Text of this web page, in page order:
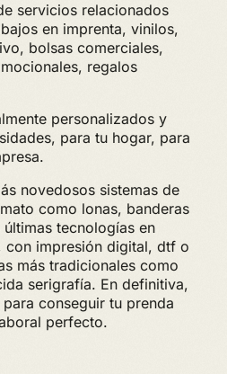
servicios relacionados
en imprenta, vinilos,
bolsas comerciales,
regalos
personalizados y
para tu hogar, para
novedosos sistemas de
como lonas, banderas
tecnologías en
con impresión digital, dtf o
más tradicionales como
serigrafía. En definitiva,
conseguir tu prenda
perfecto.